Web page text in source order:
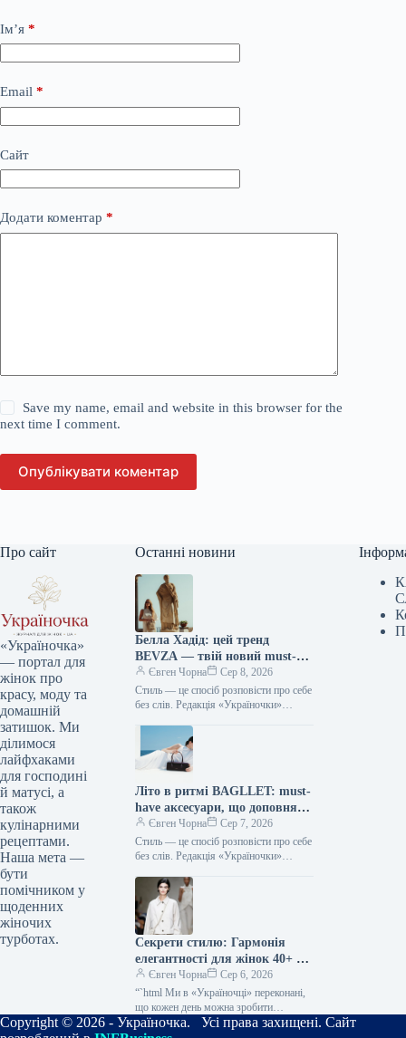
Ім’я *
Email *
Сайт
Додати коментар *
Save my name, email and website in this browser for the
next time I comment.
Опублікувати коментар
Про сайт
«Україночка»
— портал для
жінок про
красу, моду та
домашній
затишок. Ми
ділимося
лайфхаками
для господині
й матусі, а
також
кулінарними
рецептами.
Наша мета —
бути
помічником у
щоденних
жіночих
турботах.
Останні новини
Белла Хадід: цей тренд
BEVZA — твій новий must-
have сезону!
Євген Чорна
Сер 8, 2026
Стиль — це спосіб розповісти про себе
без слів. Редакція «Україночки»
тенденціями, і сьогодні ми
підготували…
Літо в ритмі BAGLLET: must-
have аксесуари, що доповнять
твій фешн-образ
Євген Чорна
Сер 7, 2026
Стиль — це спосіб розповісти про себе
без слів. Редакція «Україночки»
тенденціями, і сьогодні ми
підготували…
Секрети стилю: Гармонія
елегантності для жінок 40+ від
топ-стилістки
Євген Чорна
Сер 6, 2026
“`html Ми в «Україночці» переконані,
що кожен день можна зробити
особливим, якщо додати до нього
Copyright © 2026 - Україночка. Усі права захищені. Сайт